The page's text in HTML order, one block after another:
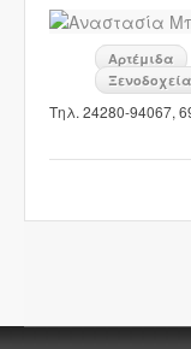
Αρτέμιδα
Ξενοδοχεία
Τηλ. 24280-94067,